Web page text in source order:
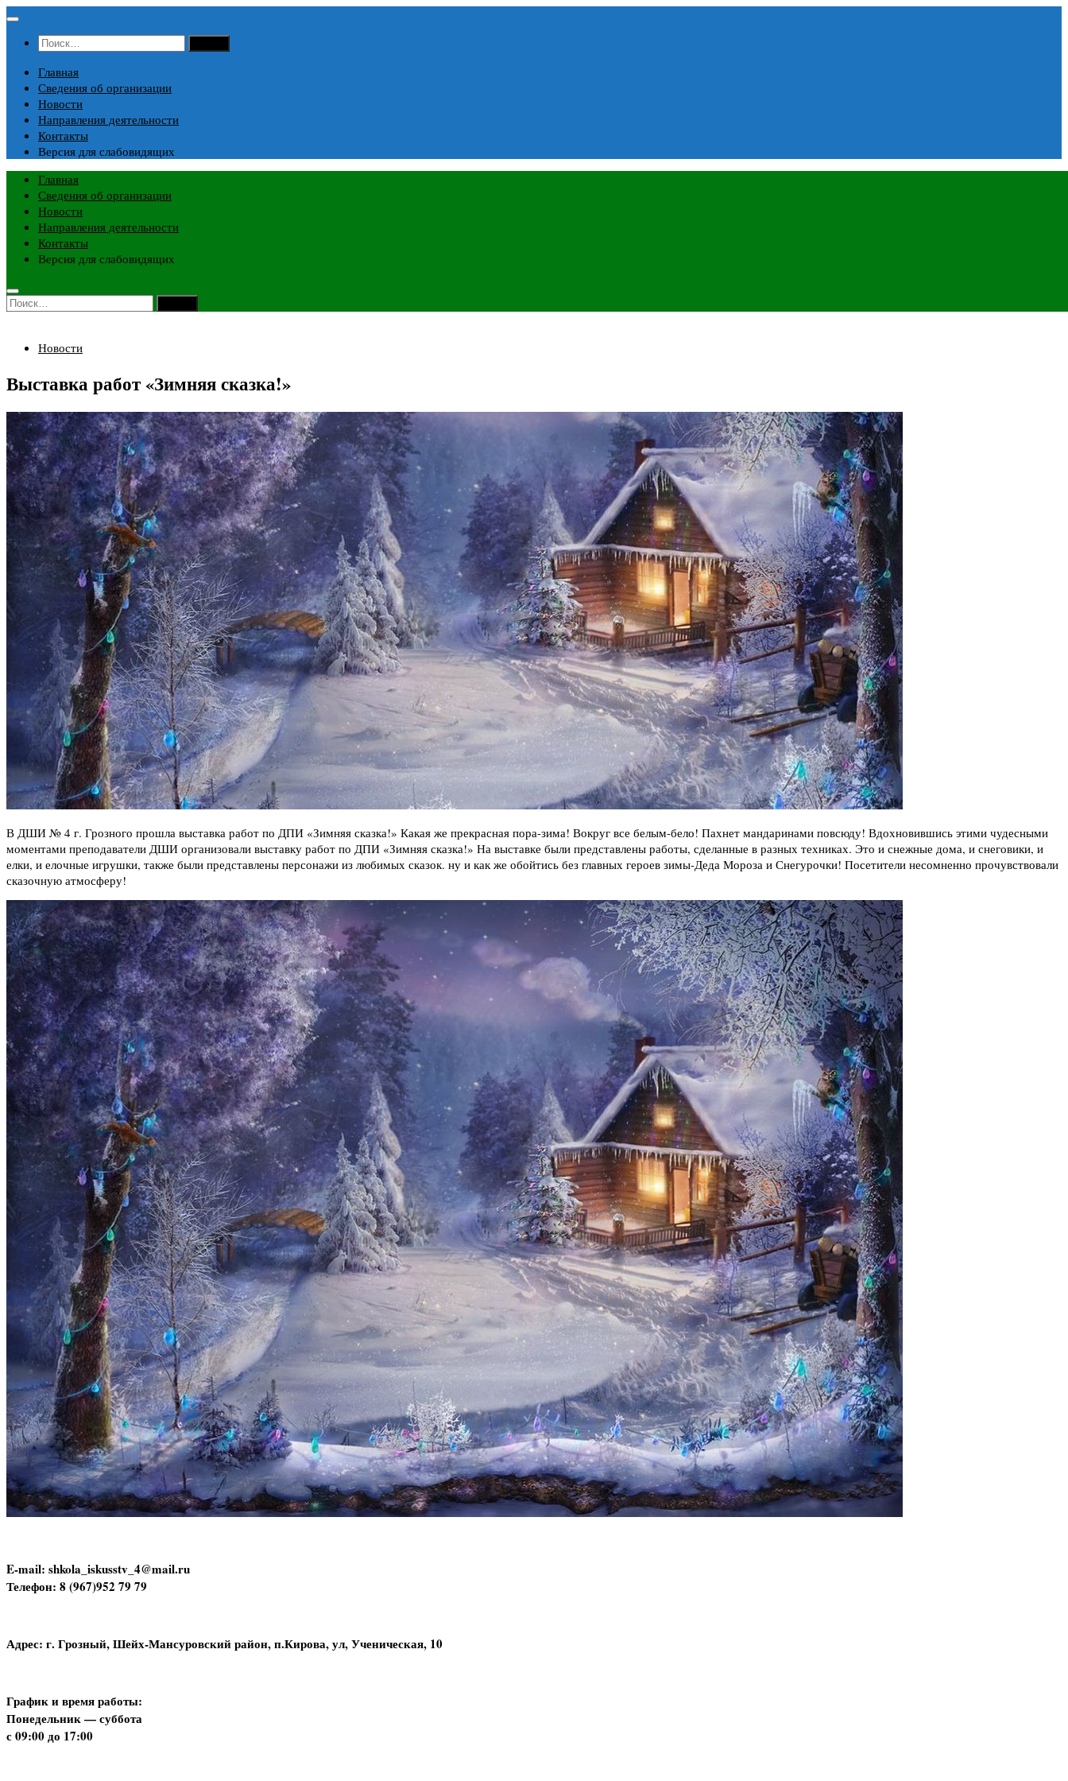
Перейти
содержимому
Найти:
Главная
Сведения об организации
Новости
Направления деятельности
Контакты
Версия для слабовидящих
Главная
Сведения об организации
Новости
Направления деятельности
Контакты
Версия для слабовидящих
Найти:
Новости
Выставка работ «Зимняя сказка!»
В ДШИ № 4 г. Грозного прошла выставка работ по ДПИ «Зимняя сказка!» Какая же прекрасная пора-зима! Вокруг все белым-бело! Пахнет мандаринами повсюду! Вдохновившись этими чудесными
моментами преподаватели ДШИ организовали выставку работ по ДПИ «Зимняя сказка!» На выставке были представлены работы, сделанные в разных техниках. Это и снежные дома, и снеговики, и
елки, и елочные игрушки, также были представлены персонажи из любимых сказок. ну и как же обойтись без главных героев зимы-Деда Мороза и Снегурочки! Посетители несомненно прочувствовали
сказочную атмосферу!
E-mail: shkola_iskusstv_4@mail.ru
Телефон: 8 (967)952 79 79
Адрес: г. Грозный, Шейх-Мансуровский район, п.Кирова, ул, Ученическая, 10
График и время работы:
Понедельник — суббота
с 09:00 до 17:00